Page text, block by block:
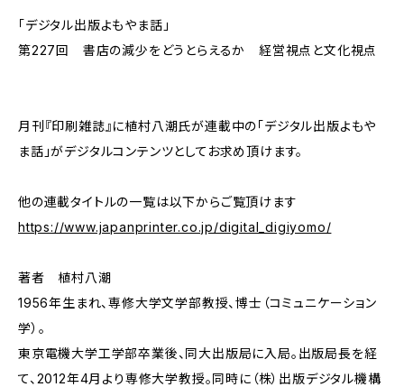
「デジタル出版よもやま話」
第227回 書店の減少をどうとらえるか 経営視点と文化視点
月刊『印刷雑誌』に植村八潮氏が連載中の「デジタル出版よもや
ま話」がデジタルコンテンツとしてお求め頂けます。
他の連載タイトルの一覧は以下からご覧頂けます
https://www.japanprinter.co.jp/digital_digiyomo/
著者 植村八潮
1956年生まれ、専修大学文学部教授、博士（コミュニケーション
学）。
東京電機大学工学部卒業後、同大出版局に入局。出版局長を経
て、2012年4月より専修大学教授。同時に（株）出版デジタル機構